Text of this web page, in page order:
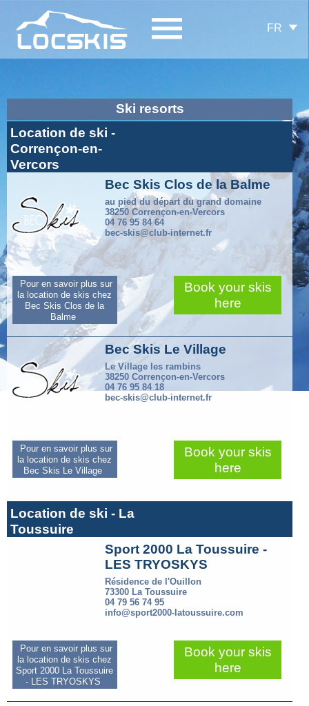
FR
Ski resorts
Location de ski -
Corrençon-en-
Vercors
Bec Skis Clos de la Balme
au pied du départ du grand domaine
38250 Corrençon-en-Vercors
04 76 95 84 64
bec-skis@club-internet.fr
Pour en savoir plus sur
la location de skis chez
Bec Skis Clos de la
Balme
Book your skis
here
Bec Skis Le Village
Le Village les rambins
38250 Corrençon-en-Vercors
04 76 95 84 18
bec-skis@club-internet.fr
Pour en savoir plus sur
la location de skis chez
Bec Skis Le Village
Book your skis
here
Location de ski - La
Toussuire
Sport 2000 La Toussuire -
LES TRYOSKYS
Résidence de l'Ouillon
73300 La Toussuire
04 79 56 74 95
info@sport2000-latoussuire.com
Pour en savoir plus sur
la location de skis chez
Sport 2000 La Toussuire
- LES TRYOSKYS
Book your skis
here